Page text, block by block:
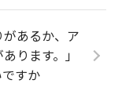
あるか、ア
ります。」
すか